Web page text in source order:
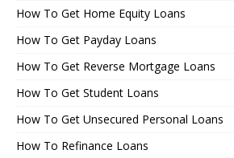
How To Get Home Equity Loans
How To Get Payday Loans
How To Get Reverse Mortgage Loans
How To Get Student Loans
How To Get Unsecured Personal Loans
How To Refinance Loans